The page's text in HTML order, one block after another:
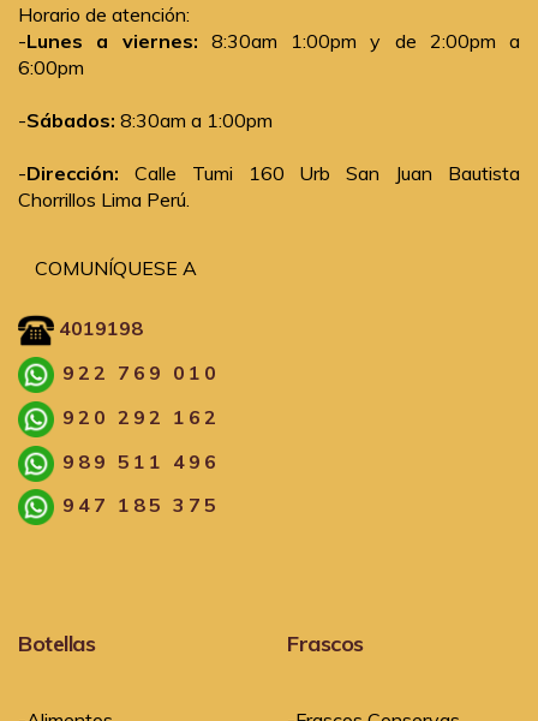
Horario de atención:
-Lunes a viernes: 8:30am 1:00pm y de 2:00pm a
6:00pm
-Sábados: 8:30am a 1:00pm
-Dirección: Calle Tumi 160 Urb San Juan Bautista
Chorrillos Lima Perú.
COMUNÍQUESE A
4019198
922 769 010
920 292 162
989 511 496
947 185 375
Botellas Frascos